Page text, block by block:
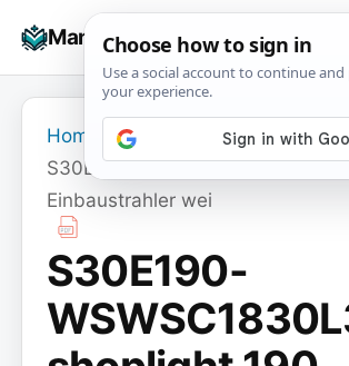
Manuals+
Home
S30E190-WSWSC1830L31 -
Einbaustrahler wei
S30E190-